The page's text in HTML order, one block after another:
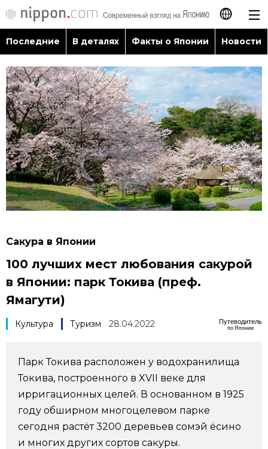
日本語
English
简体字
繁體字
Français
Español
Последние
В деталях
Факты о Японии
Фото/Видео
Разделы
Политика
Японский калейдоскоп
official SNS
Последние В деталях Факты о Японии Новости
Сакура в Японии
100 лучших мест любования сакурой
в Японии: парк Токива (преф.
Ямагути)
Путеводитель
по Японии
Культура Туризм 28.04.2022
Парк Токива расположен у водохранилища
Токива, построенного в XVII веке для
ирригационных целей. В основанном в 1925
году обширном многоцелевом парке
сегодня растёт 3200 деревьев сомэй ёсино
и многих других сортов сакуры.